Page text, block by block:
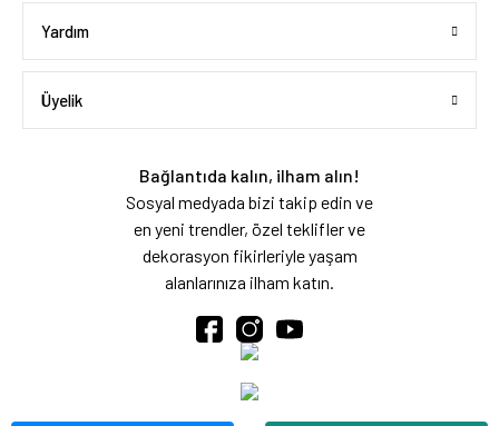
Yardım
Üyelik
Bağlantıda kalın, ilham alın!
Sosyal medyada bizi takip edin ve
en yeni trendler, özel teklifler ve
dekorasyon fikirleriyle yaşam
alanlarınıza ilham katın.